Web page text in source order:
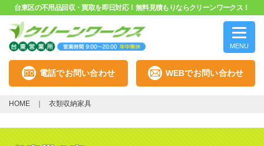
台東区の不用品回収・買取を即日対応！無料見積もりならクリーンワークス！
MENU
電話でお問い合わせ WEBでお問い合わせ
HOME 衣類収納家具